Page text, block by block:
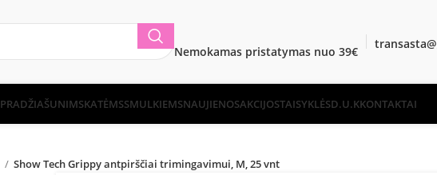
Nemokamas pristatymas nuo 39€
PRADŽIAŠUNIMSKATĖMSSMULKIEMSNAUJIENOSAKCIJOSTAISYKLĖSD.U.KKONTAKTAI
Show Tech Grippy antpirščiai trimingavimui, M, 25 vnt